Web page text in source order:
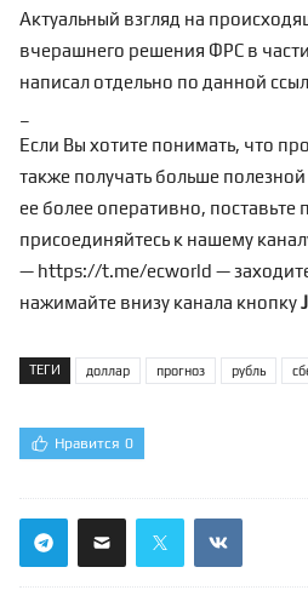
Актуальный взгляд на
вчерашнего решения ФРС в
написал отдельно по данной
Если Вы хотите понимать, что
также получать больше
ее более оперативно,
присоединяйтесь к нашему
— https://t.me/ecworld —
нажимайте внизу канала кнопку
ТЕГИ доллар прогноз рубль
Нравится 0